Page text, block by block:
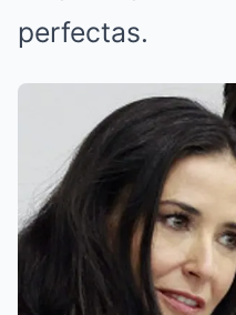
perfectas.